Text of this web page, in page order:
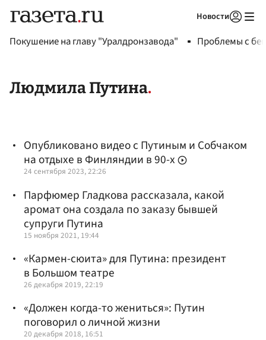
Новости
Покушение на главу "Уралдронзавода" Проблемы с
Людмила Путина
Опубликовано видео с Путиным и Собчаком
на отдыхе в Финляндии в 90-х
24 сентября 2023, 22:26
Парфюмер Гладкова рассказала, какой
аромат она создала по заказу бывшей
супруги Путина
15 ноября 2021, 19:44
«Кармен-сюита» для Путина: президент
в Большом театре
26 декабря 2019, 22:19
«Должен когда-то жениться»: Путин
поговорил о личной жизни
20 декабря 2018, 16:51